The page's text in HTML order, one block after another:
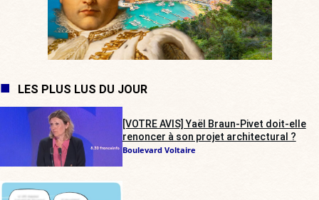
LES PLUS LUS DU JOUR
[VOTRE AVIS] Yaël Braun-Pivet doit-elle
renoncer à son projet architectural ?
Boulevard Voltaire